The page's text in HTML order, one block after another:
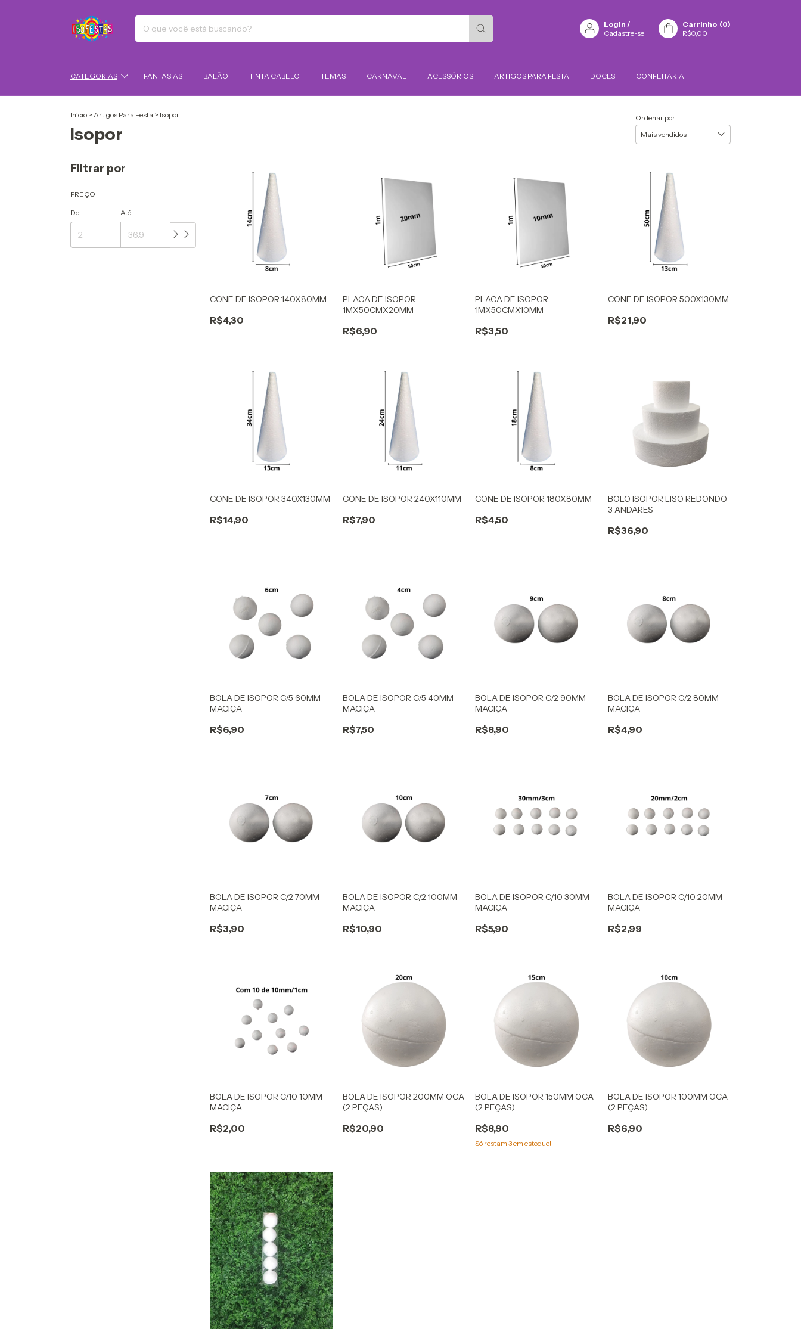
Login /
Cadastre-se
Carrinho (0)
R$0,00
CATEGORIAS FANTASIAS BALÃO TINTA CABELO TEMAS CARNAVAL ACESSÓRIOS ARTIGOS PARA FESTA DOCES CONFEITARIA
Início > Artigos Para Festa > Isopor
Isopor
Ordenar por
Filtrar por
PREÇO
De Até
CONE DE ISOPOR 140X80MM
R$4,30
PLACA DE ISOPOR
1MX50CMX20MM
R$6,90
PLACA DE ISOPOR
1MX50CMX10MM
R$3,50
CONE DE ISOPOR 500X130MM
R$21,90
CONE DE ISOPOR 340X130MM
R$14,90
CONE DE ISOPOR 240X110MM
R$7,90
CONE DE ISOPOR 180X80MM
R$4,50
BOLO ISOPOR LISO REDONDO
3 ANDARES
R$36,90
BOLA DE ISOPOR C/5 60MM
MACIÇA
R$6,90
BOLA DE ISOPOR C/5 40MM
MACIÇA
R$7,50
BOLA DE ISOPOR C/2 90MM
MACIÇA
R$8,90
BOLA DE ISOPOR C/2 80MM
MACIÇA
R$4,90
BOLA DE ISOPOR C/2 70MM
MACIÇA
R$3,90
BOLA DE ISOPOR C/2 100MM
MACIÇA
R$10,90
BOLA DE ISOPOR C/10 30MM
MACIÇA
R$5,90
BOLA DE ISOPOR C/10 20MM
MACIÇA
R$2,99
BOLA DE ISOPOR C/10 10MM
MACIÇA
R$2,00
BOLA DE ISOPOR 200MM OCA
(2 PEÇAS)
R$20,90
BOLA DE ISOPOR 150MM OCA
(2 PEÇAS)
R$8,90
Só restam3em estoque!
BOLA DE ISOPOR 100MM OCA
(2 PEÇAS)
R$6,90